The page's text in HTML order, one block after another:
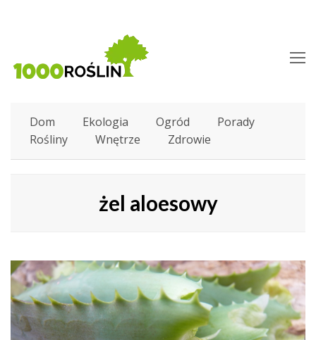
Dom Ekologia Ogród
Porady
Rośliny
Wnętrze Zdrowie
żel aloesowy